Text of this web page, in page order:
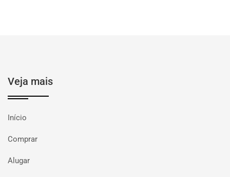
Veja mais
Início
Comprar
Alugar